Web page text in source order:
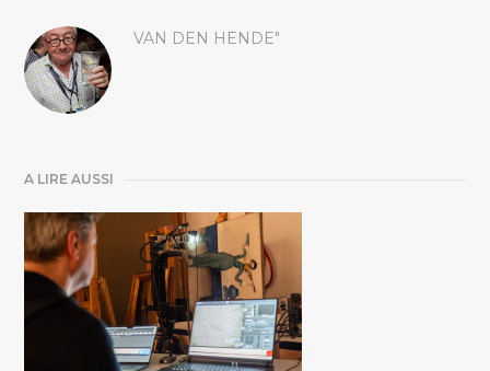
VAN DEN HENDE"
A LIRE AUSSI